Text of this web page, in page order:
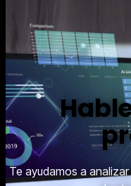
Te ayudamos a